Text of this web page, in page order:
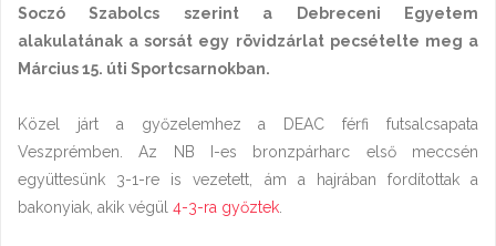
Soczó Szabolcs szerint a Debreceni Egyetem
alakulatának a sorsát egy rövidzárlat pecsételte meg a
Március 15. úti Sportcsarnokban.
Közel járt a győzelemhez a DEAC férfi futsalcsapata
Veszprémben. Az NB I-es bronzpárharc első meccsén
együttesünk 3-1-re is vezetett, ám a hajrában fordítottak a
bakonyiak, akik végül 4-3-ra győztek.